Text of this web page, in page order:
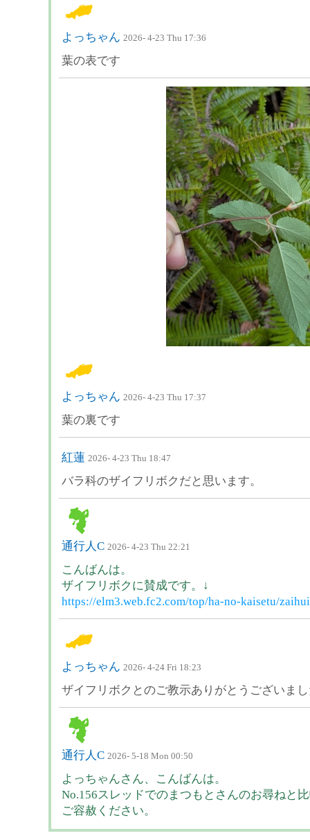
よっちゃん 2026- 4-23 Thu 17:36
葉の表です
よっちゃん 2026- 4-23 Thu 17:37
葉の裏です
紅蓮 2026- 4-23 Thu 18:47
バラ科のザイフリボクだと思います。
通行人C 2026- 4-23 Thu 22:21
こんばんは。
ザイフリボクに賛成です。↓
https://elm3.web.fc2.com/top/ha-no-kaisetu/
よっちゃん 2026- 4-24 Fri 18:23
ザイフリボクとのご教示ありがとうございま
通行人C 2026- 5-18 Mon 00:50
よっちゃんさん、こんばんは。
No.156スレッドでのまつもとさんのお尋ねと
ご容赦ください。